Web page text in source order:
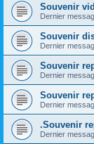
Souvenir
Dernier
Souvenir
Dernier
Souvenir
Dernier
Souvenir
Dernier
.Souvenir
Dernier